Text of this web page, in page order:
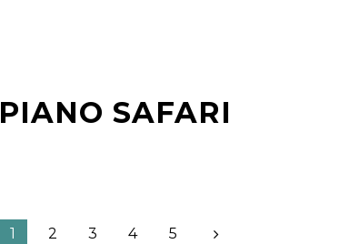
PIANO SAFARI
1 2 3 4 5